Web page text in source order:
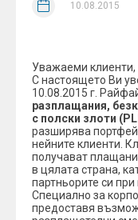
10.08.2015
Уважаеми клиенти,
С настоящето Ви
10.08.2015 г.
разплащания,
с полски злоти
разширява
нейните клиенти.
получават
в цялата страна,
партньорите си
Специално за
предоставя